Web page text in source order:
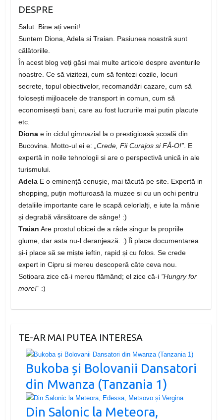
DESPRE
Salut. Bine ați venit!
Suntem Diona, Adela si Traian. Pasiunea noastră sunt
călătoriile.
În acest blog veți găsi mai multe articole despre aventurile
noastre. Ce să vizitezi, cum să fentezi cozile, locuri
secrete, topul obiectivelor, recomandări cazare, cum să
folosești mijloacele de transport in comun, cum să
economisești bani, care au fost lucrurile mai putin placute
etc.
Dionae in ciclul gimnazial la o prestigioasă școală din
Bucovina. Motto-ul ei e:
„Crede, Fii Curajos si FĂ-O!”. E
expertă in noile tehnologii si are o perspectivă unică in ale
turismului.
AdelaE o eminență cenușie, mai tăcută pe site. Expertă in
shopping, puțin mofturoasă la muzee si cu un ochi pentru
detaliile importante care le scapă celorlalți, e iute la mânie
și degrabă vărsătoare de sânge! :)
Traian Are prostul obicei de a râde singur la propriile
glume, dar asta nu-l deranjează. :) Îi place documentarea
și-i place să se miște ieftin, rapid și cu folos. Se crede
expert in Cipru si mereu descoperă câte ceva nou.
Sotioara zice că-i mereu flămând; el zice că-i ”Hungry for
more!”:)
TE-AR MAI PUTEA INTERESA
Bukoba și Bolovanii Dansatori
din Mwanza (Tanzania 1)
Din Salonic la Meteora,